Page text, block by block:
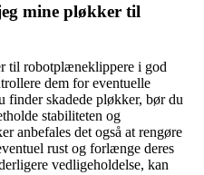
mine pløkker til
til robotplæneklippere i god
dem for eventuelle
finder skadede pløkker, bør du
stabiliteten og
anbefales det også at rengøre
rust og forlænge deres
vedligeholdelse, kan